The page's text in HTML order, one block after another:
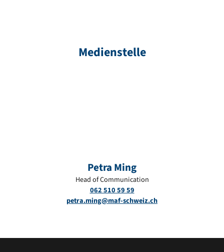
Medienstelle
Petra Ming
Head of Communication
062 510 59 59
petra.ming@maf-schweiz.ch